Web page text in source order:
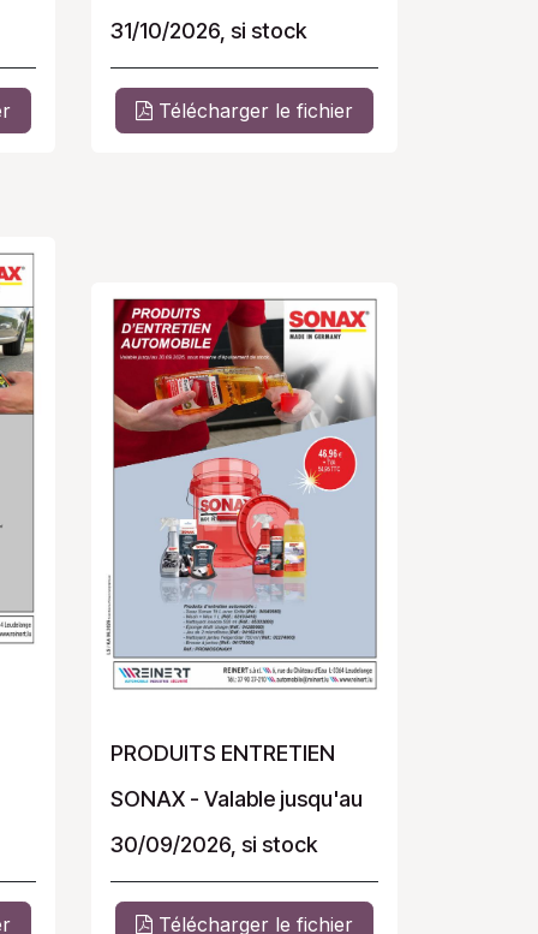
31/10/2026, si stock
Télécharger le fichier
PRODUITS ENTRETIEN
SONAX - Valable jusqu'au
30/09/2026, si stock
Télécharger le fichier